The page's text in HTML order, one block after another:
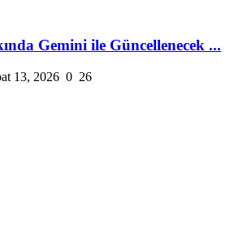
Gemini ile Güncellenecek ...
13, 2026 0 26